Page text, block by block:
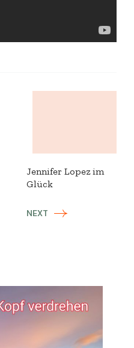
Jennifer Lopez im
Glück
NEXT